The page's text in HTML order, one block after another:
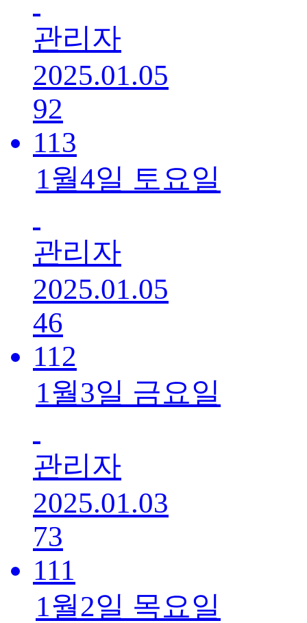
관리자
2025.01.05
92
113
1월4일 토요일
관리자
2025.01.05
46
112
1월3일 금요일
관리자
2025.01.03
73
111
1월2일 목요일